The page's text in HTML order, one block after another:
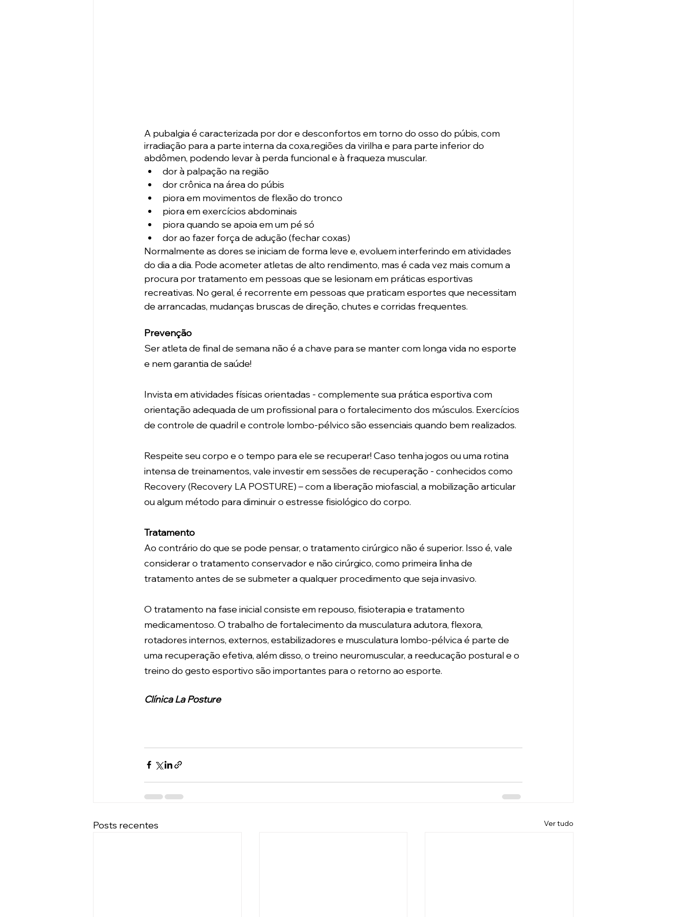
A pubalgia é caracterizada por dor e desconfortos em torno do osso do púbis, com
irradiação para a parte interna da coxa,regiões da virilha e para parte inferior do
abdômen, podendo levar à perda funcional e à fraqueza muscular.
dor à palpação na região
dor crônica na área do púbis
piora em movimentos de flexão do tronco
piora em exercícios abdominais
piora quando se apoia em um pé só
dor ao fazer força de adução (fechar coxas)
Normalmente as dores se iniciam de forma leve e, evoluem interferindo em atividades
do dia a dia. Pode acometer atletas de alto rendimento, mas é cada vez mais comum a
procura por tratamento em pessoas que se lesionam em práticas esportivas
recreativas. No geral, é recorrente em pessoas que praticam esportes que necessitam
de arrancadas, mudanças bruscas de direção, chutes e corridas frequentes.
Prevenção
Ser atleta de final de semana não é a chave para se manter com longa vida no esporte
e nem garantia de saúde!
Invista em atividades físicas orientadas - complemente sua prática esportiva com
orientação adequada de um profissional para o fortalecimento dos músculos. Exercícios
de controle de quadril e controle lombo-pélvico são essenciais quando bem realizados.
Respeite seu corpo e o tempo para ele se recuperar! Caso tenha jogos ou uma rotina
intensa de treinamentos, vale investir em sessões de recuperação - conhecidos como
Recovery (Recovery LA POSTURE) – com a liberação miofascial, a mobilização articular
ou algum método para diminuir o estresse fisiológico do corpo.
Tratamento
Ao contrário do que se pode pensar, o tratamento cirúrgico não é superior. Isso é, vale
considerar o tratamento conservador e não cirúrgico, como primeira linha de
tratamento antes de se submeter a qualquer procedimento que seja invasivo.
O tratamento na fase inicial consiste em repouso, fisioterapia e tratamento
medicamentoso. O trabalho de fortalecimento da musculatura adutora, flexora,
rotadores internos, externos, estabilizadores e musculatura lombo-pélvica é parte de
uma recuperação efetiva, além disso, o treino neuromuscular, a reeducação postural e o
treino do gesto esportivo são importantes para o retorno ao esporte.
Clínica La Posture
Posts recentes Ver tudo